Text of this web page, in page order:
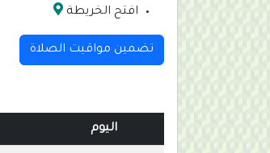
افتح الخريطة
تضمين مواقيت الصلاة
اليوم